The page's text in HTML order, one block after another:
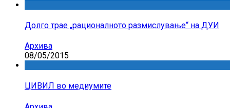
Долго трае „рационалното размислување“ на ДУИ
Архива
08/05/2015
ЦИВИЛ во медиумите